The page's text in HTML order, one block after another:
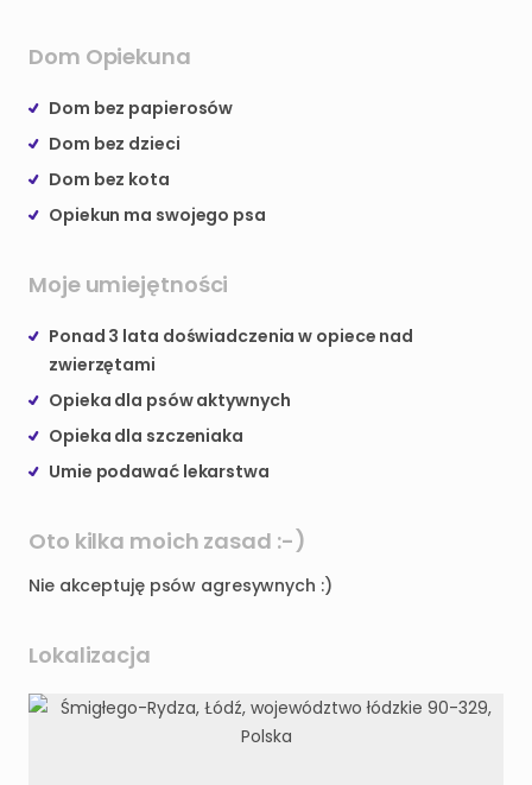
Dom Opiekuna
Dom bez papierosów
Dom bez dzieci
Dom bez kota
Opiekun ma swojego psa
Moje umiejętności
Ponad 3 lata doświadczenia w opiece nad
zwierzętami
Opieka dla psów aktywnych
Opieka dla szczeniaka
Umie podawać lekarstwa
Oto kilka moich zasad :-)
Nie akceptuję psów agresywnych :)
Lokalizacja